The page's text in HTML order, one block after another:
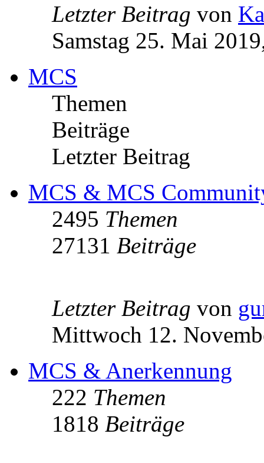
Letzter Beitrag von
Samstag 25. Mai
MCS
Themen
Beiträge
Letzter Beitrag
MCS & MCS
2495 Themen
27131 Beiträge
Letzter Beitrag von
Mittwoch 12.
MCS & Anerkennung
222 Themen
1818 Beiträge